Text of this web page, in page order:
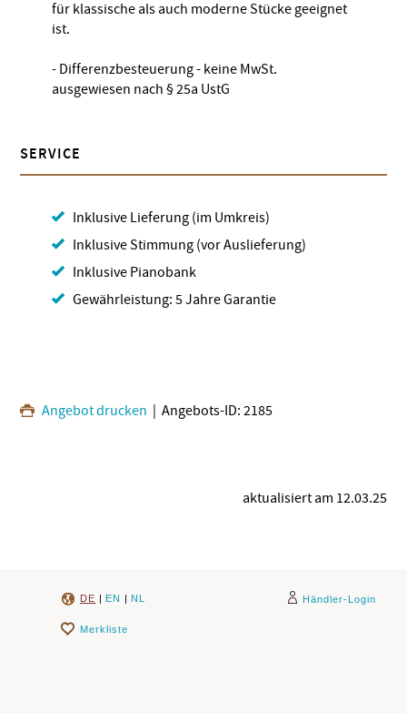
für klassische als auch moderne Stücke geeignet
ist.
- Differenzbesteuerung - keine MwSt.
ausgewiesen nach § 25a UstG
SERVICE
Inklusive Lieferung (im Umkreis)
Inklusive Stimmung (vor Auslieferung)
Inklusive Pianobank
Gewährleistung: 5 Jahre Garantie
Angebot drucken | Angebots-ID: 2185
aktualisiert am 12.03.25
DE | EN | NL Händler-Login
Merkliste